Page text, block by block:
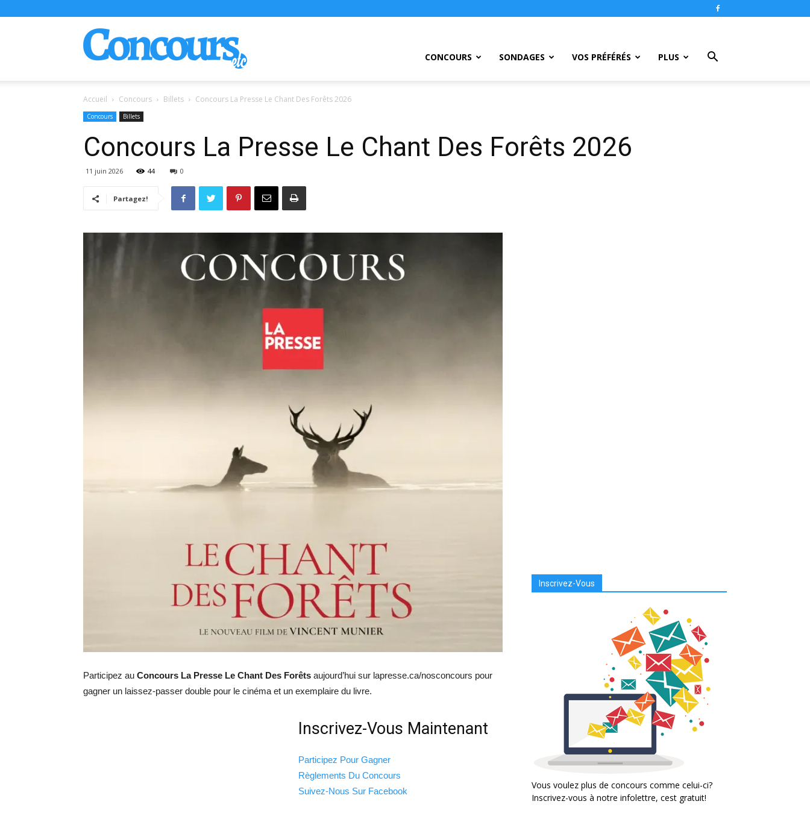
CONCOURS SONDAGES VOS PRÉFÉRÉS PLUS
Accueil Concours Billets Concours La Presse Le Chant Des Forêts 2026
Concours Billets
Concours La Presse Le Chant Des Forêts 2026
11 juin 2026 44 0
Partagez!
Participez au Concours La Presse Le Chant Des Forêts aujourd’hui sur lapresse.ca/nosconcours pour
gagner un laissez-passer double pour le cinéma et un exemplaire du livre.
Inscrivez-Vous Maintenant
Participez Pour Gagner
Règlements Du Concours
Suivez-Nous Sur Facebook
Inscrivez-Vous
Vous voulez plus de concours comme celui-ci?
Inscrivez-vous à notre infolettre, cest gratuit!